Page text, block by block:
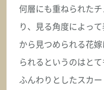
何層にも重ねられた
り、見る角度によっ
から見つめられる花
られるというのはとて
ふんわりとしたスカ